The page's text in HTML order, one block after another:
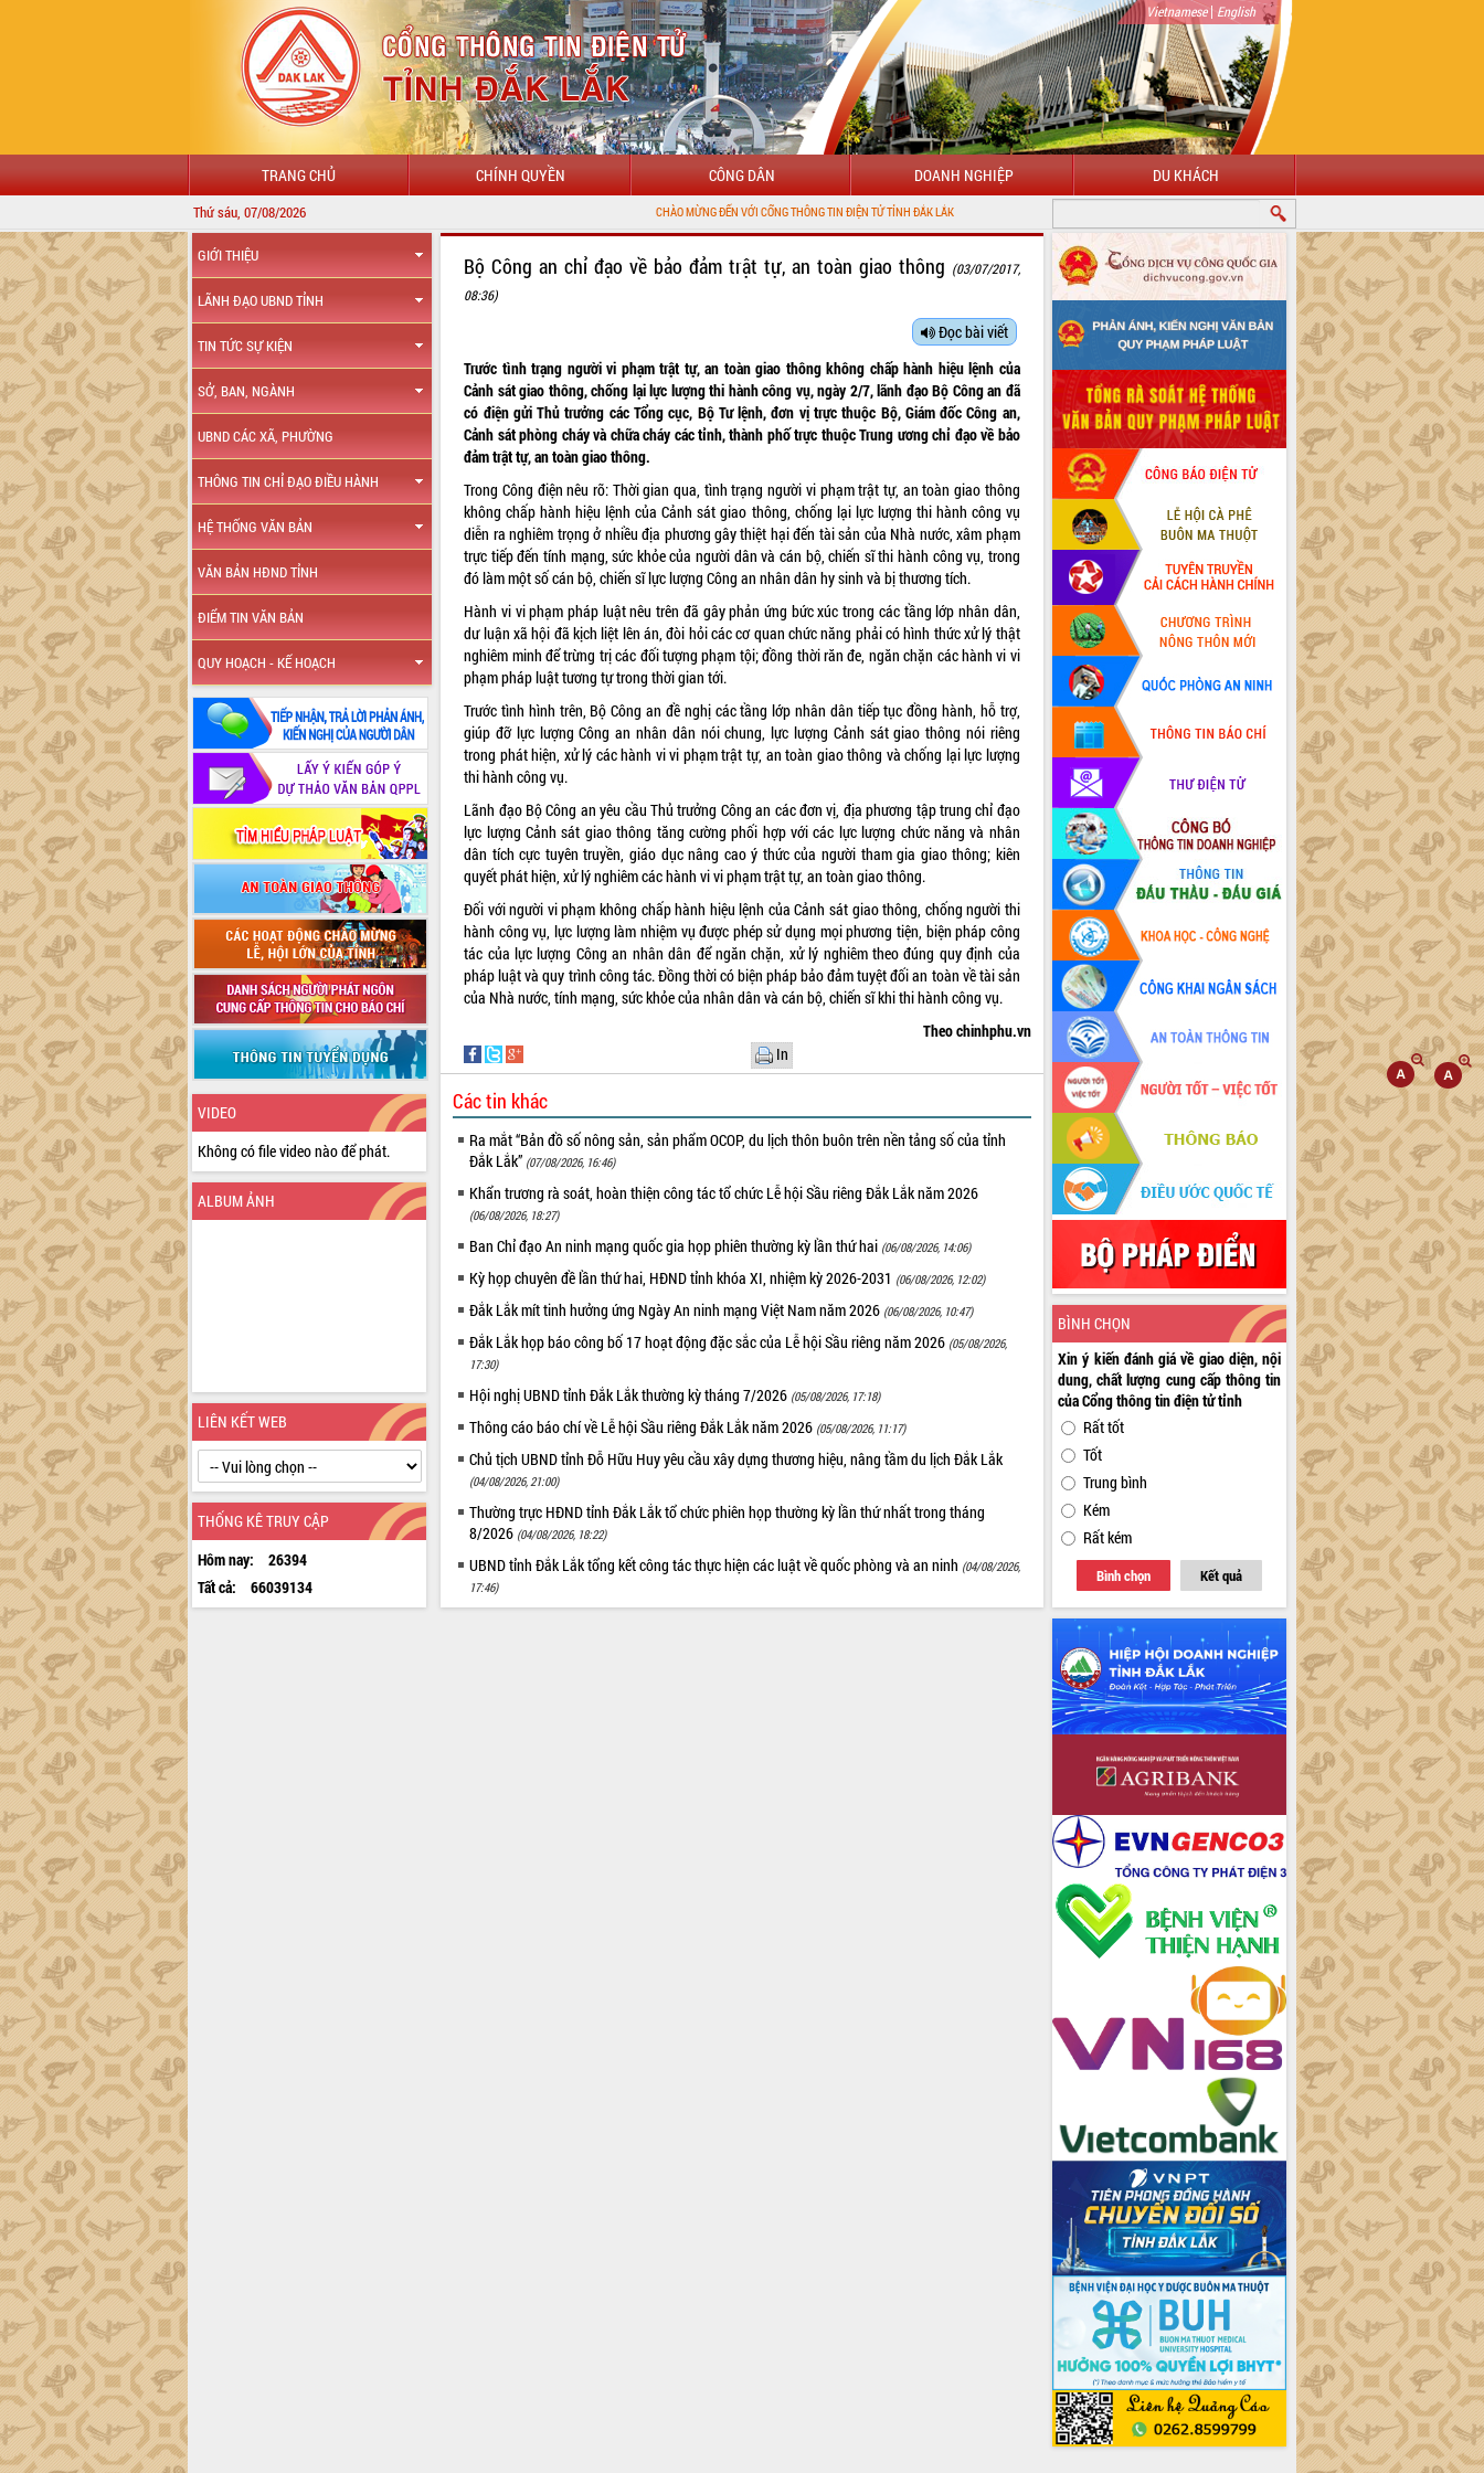
Vietnamese| English
TRANG CHỦ CHÍNH QUYỀN CÔNG DÂN DOANH NGHIỆP DU KHÁCH
Thứ sáu, 07/08/2026 CHÀO MỪNG ĐẾN VỚI CỔNG THÔNG TIN ĐIỆN TỬ TỈNH ĐẮK LẮK
GIỚI THIỆU
LÃNH ĐẠO UBND TỈNH
TIN TỨC SỰ KIỆN
SỞ, BAN, NGÀNH
UBND CÁC XÃ, PHƯỜNG
THÔNG TIN CHỈ ĐẠO ĐIỀU HÀNH
HỆ THỐNG VĂN BẢN
VĂN BẢN HĐND TỈNH
ĐIỂM TIN VĂN BẢN
QUY HOẠCH - KẾ HOẠCH
VIDEO
Không có file video nào để phát.
ALBUM ẢNH
LIÊN KẾT WEB
THỐNG KÊ TRUY CẬP
Hôm nay:
26394
Tất cả:
66039134
Bộ Công an chỉ đạo về bảo đảm trật tự, an toàn giao thông (03/07/2017,
08:36)
Đọc bài viết
Trước tình trạng người vi phạm trật tự, an toàn giao thông không chấp hành hiệu lệnh của
Cảnh sát giao thông, chống lại lực lượng thi hành công vụ, ngày 2/7, lãnh đạo Bộ Công an đã
có điện gửi Thủ trưởng các Tổng cục, Bộ Tư lệnh, đơn vị trực thuộc Bộ, Giám đốc Công an,
Cảnh sát phòng cháy và chữa cháy các tỉnh, thành phố trực thuộc Trung ương chỉ đạo về bảo
đảm trật tự, an toàn giao thông.
Trong Công điện nêu rõ: Thời gian qua, tình trạng người vi phạm trật tự, an toàn giao thông
không chấp hành hiệu lệnh của Cảnh sát giao thông, chống lại lực lượng thi hành công vụ
diễn ra nghiêm trọng ở nhiều địa phương gây thiệt hại đến tài sản của Nhà nước, xâm phạm
trực tiếp đến tính mạng, sức khỏe của người dân và cán bộ, chiến sĩ thi hành công vụ, trong
đó làm một số cán bộ, chiến sĩ lực lượng Công an nhân dân hy sinh và bị thương tích.
Hành vi vi phạm pháp luật nêu trên đã gây phản ứng bức xúc trong các tầng lớp nhân dân,
dư luận xã hội đã kịch liệt lên án, đòi hỏi các cơ quan chức năng phải có hình thức xử lý thật
nghiêm minh để trừng trị các đối tượng phạm tội; đồng thời răn đe, ngăn chặn các hành vi vi
phạm pháp luật tương tự trong thời gian tới.
Trước tình hình trên, Bộ Công an đề nghị các tầng lớp nhân dân tiếp tục đồng hành, hỗ trợ,
giúp đỡ lực lượng Công an nhân dân nói chung, lực lượng Cảnh sát giao thông nói riêng
trong phát hiện, xử lý các hành vi vi phạm trật tự, an toàn giao thông và chống lại lực lượng
thi hành công vụ.
Lãnh đạo Bộ Công an yêu cầu Thủ trưởng Công an các đơn vị, địa phương tập trung chỉ đạo
lực lượng Cảnh sát giao thông tăng cường phối hợp với các lực lượng chức năng và nhân
dân tích cực tuyên truyền, giáo dục nâng cao ý thức của người tham gia giao thông; kiên
quyết phát hiện, xử lý nghiêm các hành vi vi phạm trật tự, an toàn giao thông.
Đối với người vi phạm không chấp hành hiệu lệnh của Cảnh sát giao thông, chống người thi
hành công vụ, lực lượng làm nhiệm vụ được phép sử dụng mọi phương tiện, biện pháp công
tác của lực lượng Công an nhân dân để ngăn chặn, xử lý nghiêm theo đúng quy định của
pháp luật và quy trình công tác. Đồng thời có biện pháp bảo đảm tuyệt đối an toàn về tài sản
của Nhà nước, tính mạng, sức khỏe của nhân dân và cán bộ, chiến sĩ khi thi hành công vụ.
Theo chinhphu.vn
In
Các tin khác
Ra mắt “Bản đồ số nông sản, sản phẩm OCOP, du lịch thôn buôn trên nền tảng số của tỉnh
Đắk Lắk” (07/08/2026, 16:46)
Khẩn trương rà soát, hoàn thiện công tác tổ chức Lễ hội Sầu riêng Đắk Lắk năm 2026
(06/08/2026, 18:27)
Ban Chỉ đạo An ninh mạng quốc gia họp phiên thường kỳ lần thứ hai (06/08/2026, 14:06)
Kỳ họp chuyên đề lần thứ hai, HĐND tỉnh khóa XI, nhiệm kỳ 2026-2031 (06/08/2026, 12:02)
Đắk Lắk mít tinh hưởng ứng Ngày An ninh mạng Việt Nam năm 2026 (06/08/2026, 10:47)
Đắk Lắk họp báo công bố 17 hoạt động đặc sắc của Lễ hội Sầu riêng năm 2026 (05/08/2026,
17:30)
Hội nghị UBND tỉnh Đắk Lắk thường kỳ tháng 7/2026 (05/08/2026, 17:18)
Thông cáo báo chí về Lễ hội Sầu riêng Đắk Lắk năm 2026 (05/08/2026, 11:17)
Chủ tịch UBND tỉnh Đỗ Hữu Huy yêu cầu xây dựng thương hiệu, nâng tầm du lịch Đắk Lắk
(04/08/2026, 21:00)
Thường trực HĐND tỉnh Đắk Lắk tổ chức phiên họp thường kỳ lần thứ nhất trong tháng
8/2026 (04/08/2026, 18:22)
UBND tỉnh Đắk Lắk tổng kết công tác thực hiện các luật về quốc phòng và an ninh (04/08/2026,
17:46)
BÌNH CHỌN
Xin ý kiến đánh giá về giao diện, nội
dung, chất lượng cung cấp thông tin
của Cổng thông tin điện tử tỉnh
Rất tốt
Tốt
Trung bình
Kém
Rất kém
Bình chọn Kết quả